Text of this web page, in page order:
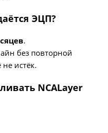
ЭЦП?
.
без повторной
истёк.
NCALayer